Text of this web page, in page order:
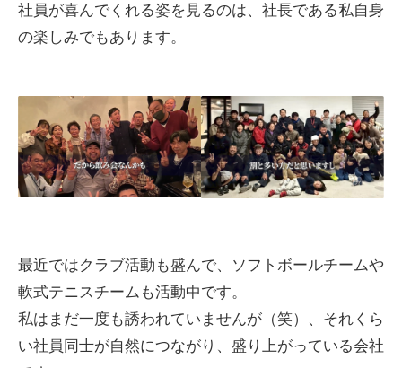
社員が喜んでくれる姿を見るのは、社長である私自身
の楽しみでもあります。
最近ではクラブ活動も盛んで、ソフトボールチームや
軟式テニスチームも活動中です。
私はまだ一度も誘われていませんが（笑）、それくら
い社員同士が自然につながり、盛り上がっている会社